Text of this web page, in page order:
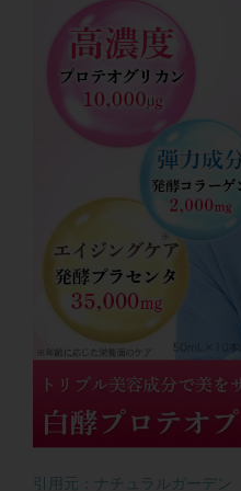
引用元：ナチュラルガーデン